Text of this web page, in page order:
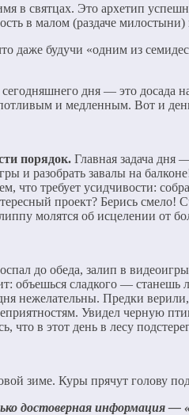
в святцах. Это архетип
в малом (раздаче
даже будучи «одним из
дня — это досада
и медленным. Вот и
порядок. Главная задача дня
и разобрать завалы на
требует усидчивости:
проект? Берись смело!
молятся об исцелении от
до обеда, залип в
объешься сладкого — станешь
нежелательны. Предки
Увидел черную
что в этот день в лесу
зиме. Куры прячут голову
достоверная информация —